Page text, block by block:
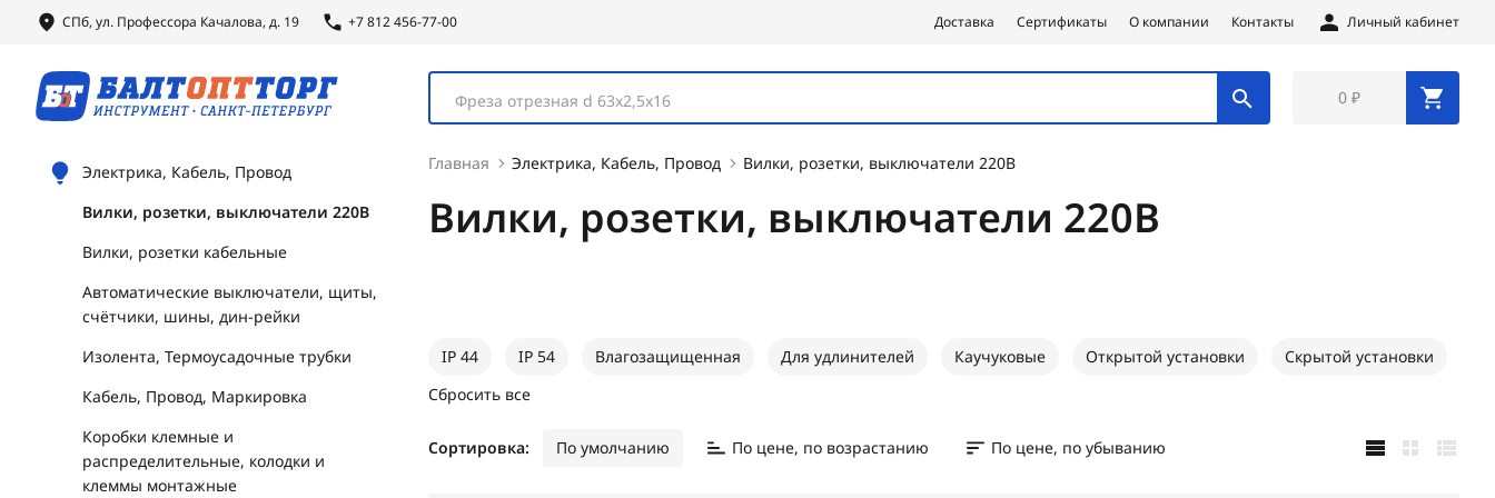
СПб, ул. Профессора Качалова, д. 19 +7 812 456-77-00 Доставка Сертификаты О компании Контакты Личный кабинет
Фреза отрезная d 63х2,5х16 0 ₽
Электрика, Кабель, Провод
Вилки, розетки, выключатели 220В
Вилки, розетки кабельные
Автоматические выключатели, щиты,
счётчики, шины, дин-рейки
Изолента, Термоусадочные трубки
Кабель, Провод, Маркировка
Коробки клемные и
распределительные, колодки и
клеммы монтажные
Главная Электрика, Кабель, Провод Вилки, розетки, выключатели 220В
Вилки, розетки, выключатели 220В
IP 44 IP 54 Влагозащищенная Для удлинителей Каучуковые Открытой установки
Скрытой установки
Сбросить все
Сортировка: По умолчанию По цене, по возрастанию По цене, по убыванию